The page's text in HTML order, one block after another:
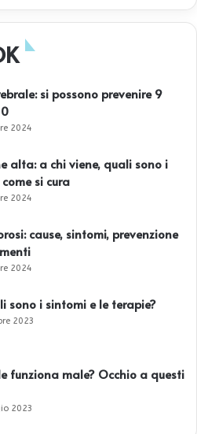
si possono prevenire 9
2024
alta: a chi viene, quali sono i
si cura
2024
cause, sintomi, prevenzione
2024
sono i sintomi e le terapie?
2023
funziona male? Occhio a questi
2023